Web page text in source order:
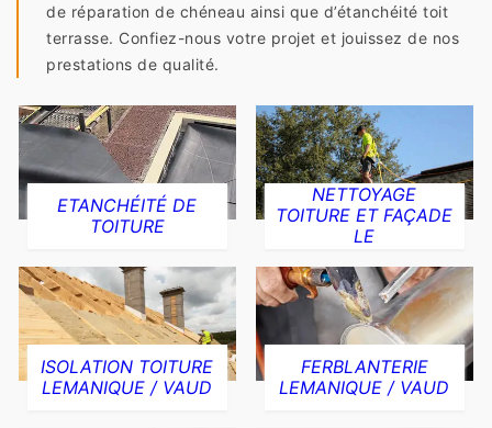
de réparation de chéneau ainsi que d’étanchéité toit
terrasse. Confiez-nous votre projet et jouissez de nos
prestations de qualité.
ETANCHÉITÉ DE
TOITURE
NETTOYAGE
TOITURE ET FAÇADE
LE
ISOLATION TOITURE
LEMANIQUE / VAUD
FERBLANTERIE
LEMANIQUE / VAUD